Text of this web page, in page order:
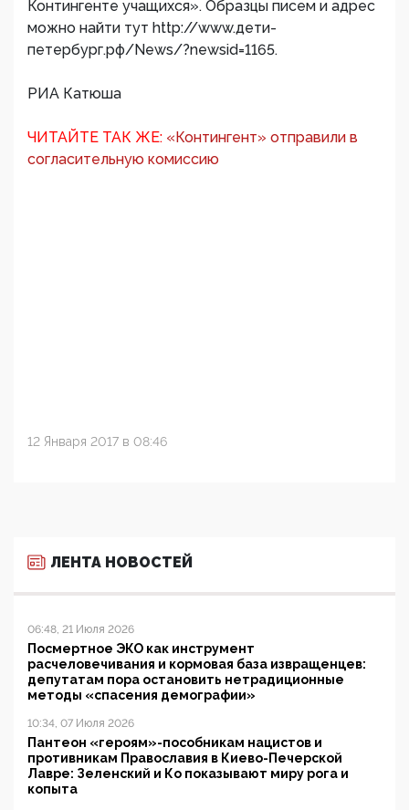
Контингенте учащихся». Образцы писем и адрес
можно найти тут http://www.дети-
петербург.рф/News/?newsid=1165.
РИА Катюша
ЧИТАЙТЕ ТАК ЖЕ: «Контингент» отправили в
согласительную комиссию
12 Января 2017 в 08:46
ЛЕНТА НОВОСТЕЙ
06:48, 21 Июля 2026
Посмертное ЭКО как инструмент
расчеловечивания и кормовая база извращенцев:
депутатам пора остановить нетрадиционные
методы «спасения демографии»
10:34, 07 Июля 2026
Пантеон «героям»-пособникам нацистов и
противникам Православия в Киево-Печерской
Лавре: Зеленский и Ко показывают миру рога и
копыта